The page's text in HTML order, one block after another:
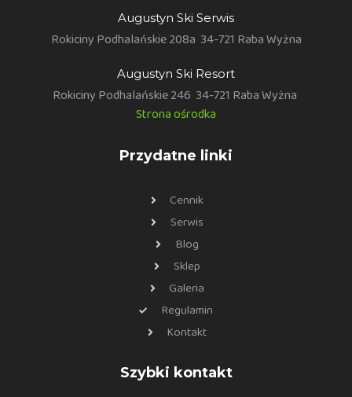
Augustyn Ski Serwis
Rokiciny Podhalańskie 208a 34-721 Raba Wyżna
Augustyn Ski Resort
Rokiciny Podhalańskie 246 34-721 Raba Wyżna
Strona ośrodka
Przydatne linki
Cennik
Serwis
Blog
Sklep
Galeria
Regulamin
Kontakt
Szybki kontakt